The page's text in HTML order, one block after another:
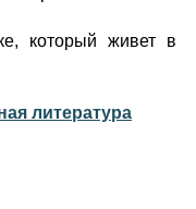
который живет в
литература